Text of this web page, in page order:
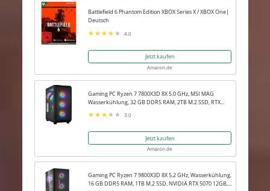
Battlefield 6 Phantom Edition XBOX Series X / XBOX One|
Deutsch
4.0
Jetzt kaufen
Amazon.de
Gaming PC Ryzen 7 7800X3D 8X 5.0 GHz, MSI MAG
Wasserkühlung, 32 GB DDR5 RAM, 2TB M.2 SSD, RTX
5080 16GB, Win 11 Pro
3.0
Jetzt kaufen
Amazon.de
Gaming PC Ryzen 7 9800X3D 8X 5.2 GHz, Wasserkühlung,
16 GB DDR5 RAM, 1TB M.2 SSD, NVIDIA RTX 5070 12GB,